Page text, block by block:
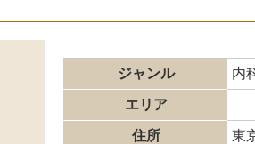
ジャンル 内
エリア
住所 東